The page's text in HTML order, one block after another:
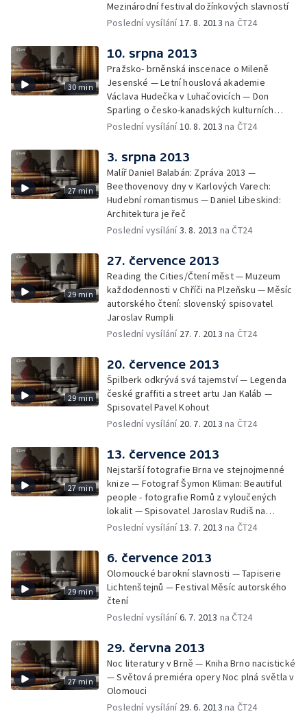
Mezinárodní festival dožínkových slavností
Poslední vysílání 17. 8. 2013 na ČT24
30 min
10. srpna 2013
Pražsko- brněnská inscenace o Mileně
Jesenské — Letní houslová akademie
Václava Hudečka v Luhačovicích — Don
Sparling o česko-kanadských kulturních
vztazích — Zermřel režisér Jiří Krejčík
Poslední vysílání 10. 8. 2013 na ČT24
27 min
3. srpna 2013
Malíř Daniel Balabán: Zpráva 2013 —
Beethovenovy dny v Karlových Varech:
Hudební romantismus — Daniel Libeskind:
Architektura je řeč
Poslední vysílání3. 8. 2013 na ČT24
29 min
27. července 2013
Reading the Cities/Čtení měst — Muzeum
každodennosti v Chříči na Plzeňsku — Měsíc
autorského čtení: slovenský spisovatel
Jaroslav Rumpli
Poslední vysílání 27. 7. 2013 na ČT24
29 min
20. července 2013
Špilberk odkrývá svá tajemství — Legenda
české graffiti a street artu Jan Kaláb —
Spisovatel Pavel Kohout
Poslední vysílání 20. 7. 2013 na ČT24
27 min
13. července 2013
Nejstarší fotografie Brna ve stejnojmenné
knize — Fotograf Šymon Kliman: Beautiful
people - fotografie Romů z vyloučených
lokalit — Spisovatel Jaroslav Rudiš na
festivalu Měsíc autorského čtení
Poslední vysílání 13. 7. 2013 na ČT24
29 min
6. července 2013
Olomoucké barokní slavnosti — Tapiserie
Lichtenštejnů — Festival Měsíc autorského
čtení
Poslední vysílání6. 7. 2013 na ČT24
27 min
29. června 2013
Noc literatury v Brně — Kniha Brno nacistické
— Světová premiéra opery Noc plná světla v
Olomouci
Poslední vysílání 29. 6. 2013 na ČT24